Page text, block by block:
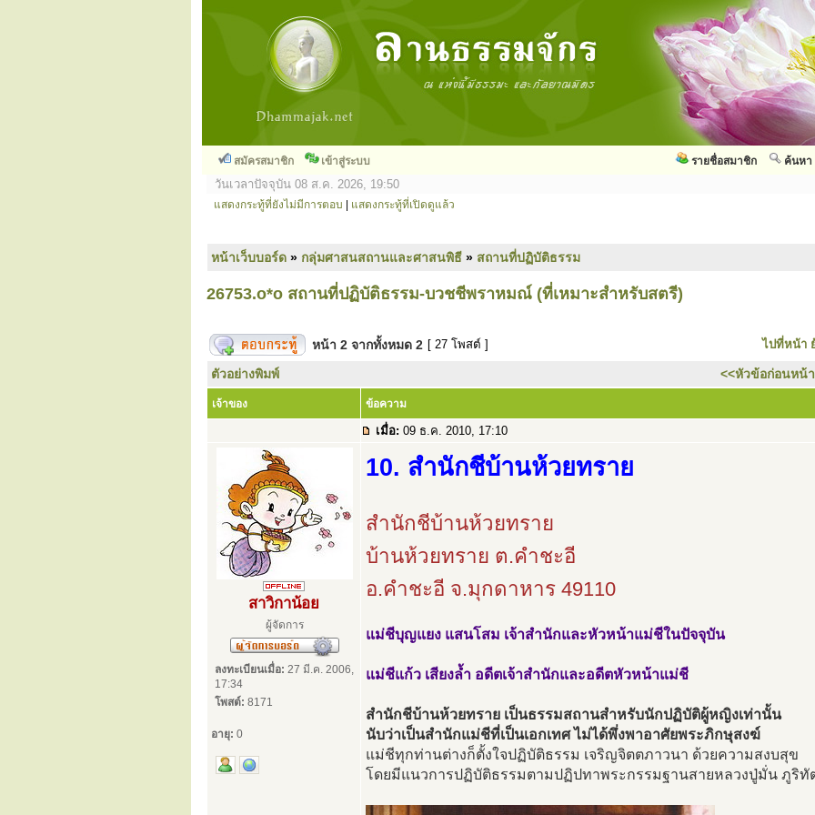
สมัครสมาชิก เข้าสู่ระบบ ค้นหา
รายชื่อสมาชิก
วันเวลาปัจจุบัน 08 ส.ค. 2026, 19:50
แสดงกระทู้ที่ยังไม่มีการตอบ แสดงกระทู้ที่เปิดดูแล้ว
หน้าเว็บบอร์ด » กลุ่มศาสนสถานและศาสนพิธี » สถานที่ปฏิบัติธรรม
26753.o*o สถานที่ปฏิบัติธรรม-บวชชีพราหมณ์ (ที่เหมาะสำหรับสตรี)
หน้า 2 จากทั้งหมด 2 [ 27 โพสต์ ] ไปที่หน้า
ตัวอย่างพิมพ์ <<หัวข้อก่อนหน้า
เจ้าของ ข้อความ
เมื่อ: 09 ธ.ค. 2010, 17:10
สาวิกาน้อย
ผู้จัดการ
ลงทะเบียนเมื่อ: 27 มี.ค. 2006,
17:34
โพสต์: 8171
อายุ: 0
10. สำนักชีบ้านห้วยทราย
สำนักชีบ้านห้วยทราย
บ้านห้วยทราย ต.คำชะอี
อ.คำชะอี จ.มุกดาหาร 49110
แม่ชีบุญแยง แสนโสม เจ้าสำนักและหัวหน้าแม่ชีในปัจจุบัน
แม่ชีแก้ว เสียงล้ำ อดีตเจ้าสำนักและอดีตหัวหน้าแม่ชี
สำนักชีบ้านห้วยทราย เป็นธรรมสถานสำหรับนักปฏิบัติผู้หญิงเท่านั้น
นับว่าเป็นสำนักแม่ชีที่เป็นเอกเทศ ไม่ได้พึ่งพาอาศัยพระภิกษุสงฆ์
แม่ชีทุกท่านต่างก็ตั้งใจปฏิบัติธรรม เจริญจิตตภาวนา ด้วยความสงบสุข
โดยมีแนวการปฏิบัติธรรมตามปฏิปทาพระกรรมฐานสายหลวงปู่มั่น ภูริทั